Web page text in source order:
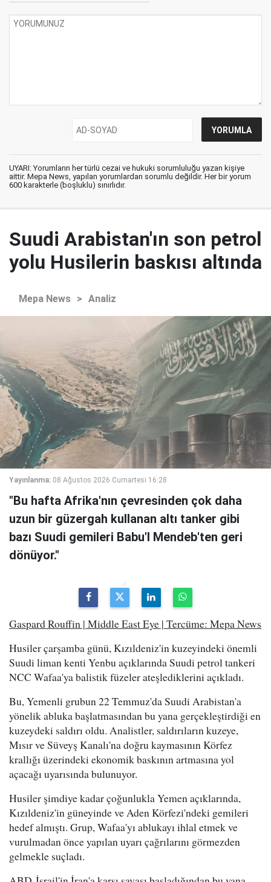
UYARI: Yorumların her türlü cezai ve hukuki sorumluluğu yazan kişiye
aittir. Mepa News, yapılan yorumlardan sorumlu değildir. Her bir yorum
600 karakterle (boşluklu) sınırlıdır.
Suudi Arabistan'ın son petrol
yolu Husilerin baskısı altında
Mepa News > Analiz
Yayınlanma: 08 Ağustos 2026 Cumartesi 16:28
"Bu hafta Afrika'nın çevresinden çok daha
uzun bir güzergah kullanan altı tanker gibi
bazı Suudi gemileri Babu'l Mendeb'ten geri
dönüyor."
Gaspard Rouffin | Middle East Eye | Tercüme: Mepa News
Husiler çarşamba günü, Kızıldeniz'in kuzeyindeki önemli
Suudi liman kenti Yenbu açıklarında Suudi petrol tankeri
NCC Wafaa'ya balistik füzeler ateşlediklerini açıkladı.
Bu, Yemenli grubun 22 Temmuz'da Suudi Arabistan'a
yönelik abluka başlatmasından bu yana gerçekleştirdiği en
kuzeydeki saldırı oldu. Analistler, saldırıların kuzeye,
Mısır ve Süveyş Kanalı'na doğru kaymasının Körfez
krallığı üzerindeki ekonomik baskının artmasına yol
açacağı uyarısında bulunuyor.
Husiler şimdiye kadar çoğunlukla Yemen açıklarında,
Kızıldeniz'in güneyinde ve Aden Körfezi'ndeki gemileri
hedef almıştı. Grup, Wafaa'yı ablukayı ihlal etmek ve
vurulmadan önce yapılan uyarı çağrılarını görmezden
gelmekle suçladı.